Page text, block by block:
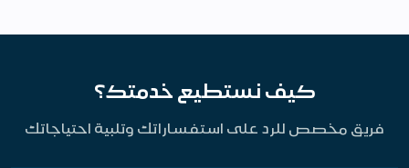
كيف نستطيع خدمتك؟
فريق مخصص للرد على استفساراتك وتلبية احتياجاتك